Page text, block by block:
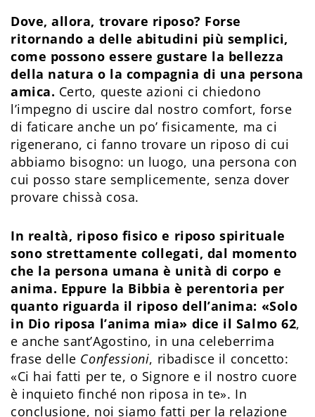
Dove, allora, trovare riposo? Forse
ritornando a delle abitudini più semplici,
come possono essere gustare la bellezza
della natura o la compagnia di una persona
amica. Certo, queste azioni ci chiedono
l’impegno di uscire dal nostro comfort, forse
di faticare anche un po’ fisicamente, ma ci
rigenerano, ci fanno trovare un riposo di cui
abbiamo bisogno: un luogo, una persona con
cui posso stare semplicemente, senza dover
provare chissà cosa.
In realtà, riposo fisico e riposo spirituale
sono strettamente collegati, dal momento
che la persona umana è unità di corpo e
anima. Eppure la Bibbia è perentoria per
quanto riguarda il riposo dell’anima: «Solo
in Dio riposa l’anima mia» dice il Salmo 62,
e anche sant’Agostino, in una celeberrima
frase delle Confessioni, ribadisce il concetto:
«Ci hai fatti per te, o Signore e il nostro cuore
è inquieto finché non riposa in te». In
conclusione, noi siamo fatti per la relazione